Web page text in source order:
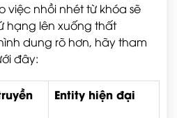
nhồi nhét từ khóa sẽ
hạng lên xuống thất
dung rõ hơn, hãy tham
đây:
Entity hiện đại